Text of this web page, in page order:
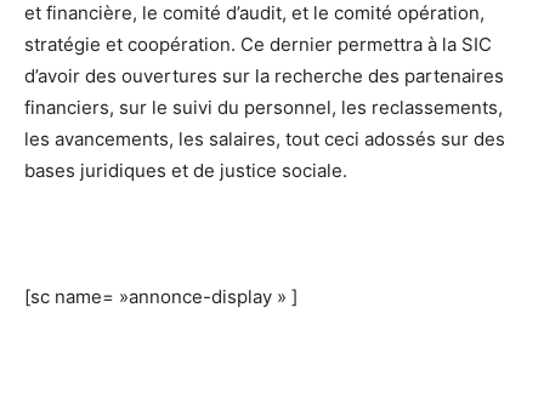
et financière, le comité d’audit, et le comité opération,
stratégie et coopération. Ce dernier permettra à la SIC
d’avoir des ouvertures sur la recherche des partenaires
financiers, sur le suivi du personnel, les reclassements,
les avancements, les salaires, tout ceci adossés sur des
bases juridiques et de justice sociale.
[sc name= »annonce-display » ]